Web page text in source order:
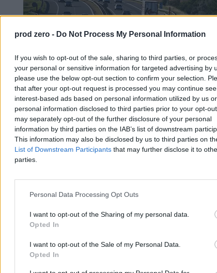
prod zero - Do Not Process My Personal Information
If you wish to opt-out of the sale, sharing to third parties, or
your personal or sensitive information for targeted advertising by
please use the below opt-out section to confirm your selection.
that after your opt-out request is processed you may continue
interest-based ads based on personal information utilized by us or
personal information disclosed to third parties prior to your opt-
may separately opt-out of the further disclosure of your personal
information by third parties on the IAB’s list of downstream
This information may also be disclosed by us to third parties on
List of Downstream Participants that may further disclose it to
parties.
Personal Data Processing Opt Outs
I want to opt-out of the Sharing of my personal data.
Opted In
I want to opt-out of the Sale of my Personal Data.
Opted In
Zostało 150 km. Czego brakuje do docelowej sieci
autostrad?
Większość planowanej sieci autostrad w Polsce jest już
udostępniona kierowcom. Do osiągnięcia ostatecznego celu
podanego w rządowych rozporządzeniach brakuje niecałych 150
kilometrów. Generalna Dyrekcja Dróg Krajowych i Autostrad
planuje domknięcie brakujących odcinków oraz rozbudowę
najbardziej zatłoczonych tras o dodatkowe pasy.
Agnieszka Waś-Turecka
Reklama